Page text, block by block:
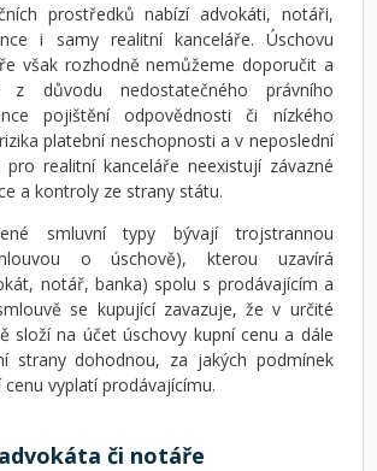
prostředků nabízí advokáti, notáři,
i samy realitní kanceláře. Úschovu
však rozhodně nemůžeme doporučit a
z důvodu nedostatečného právního
pojištění odpovědnosti či nízkého
platební neschopnosti a v neposlední
realitní kanceláře neexistují závazné
a kontroly ze strany státu.
smluvní typy bývají trojstrannou
o úschově), kterou uzavírá
notář, banka) spolu s prodávajícím a
se kupující zavazuje, že v určité
složí na účet úschovy kupní cenu a dále
strany dohodnou, za jakých podmínek
vyplatí prodávajícímu.
či notáře